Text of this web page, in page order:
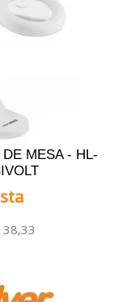
MESA - HL-